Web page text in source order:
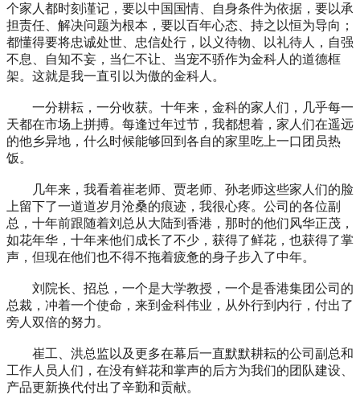
个家人都时刻谨记，要以中国国情、自身条件为依据，要以承
担责任、解决问题为根本，要以百年心态、持之以恒为导向；
都懂得要将忠诚处世、忠信处行，以义待物、以礼待人，自强
不息、自知不妄，当仁不让、当宠不骄作为金科人的道德框
架。这就是我一直引以为傲的金科人。
一分耕耘，一分收获。十年来，金科的家人们，几乎每一
天都在市场上拼搏。每逢过年过节，我都想着，家人们在遥远
的他乡异地，什么时候能够回到各自的家里吃上一口团员热
饭。
几年来，我看着崔老师、贾老师、孙老师这些家人们的脸
上留下了一道道岁月沧桑的痕迹，我很心疼。公司的各位副
总，十年前跟随着刘总从大陆到香港，那时的他们风华正茂，
如花年华，十年来他们成长了不少，获得了鲜花，也获得了掌
声，但现在他们也不得不拖着疲惫的身子步入了中年。
刘院长、招总，一个是大学教授，一个是香港集团公司的
总裁，冲着一个使命，来到金科伟业，从外行到内行，付出了
旁人双倍的努力。
崔工、洪总监以及更多在幕后一直默默耕耘的公司副总和
工作人员人们，在没有鲜花和掌声的后方为我们的团队建设、
产品更新换代付出了辛勤和贡献。